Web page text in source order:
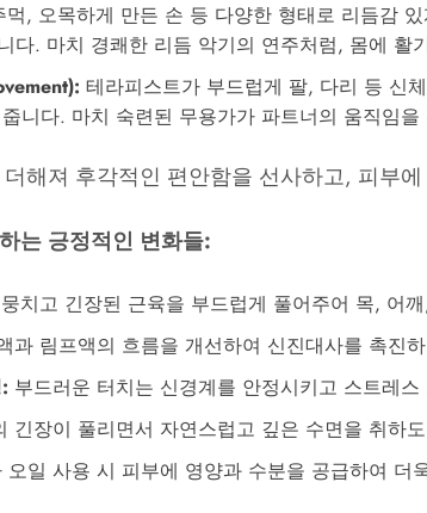
먹, 오목하게 만든 손 등 다양한 형태로 리듬감
다. 마치 경쾌한 리듬 악기의 연주처럼, 몸에 활
테라피스트가 부드럽게 팔, 다리 등 신
니다. 마치 숙련된 무용가가 파트너의 움직임
해져 후각적인 편안함을 선사하고, 피부
는 긍정적인 변화들:
뭉치고 긴장된 근육을 부드럽게 풀어주어 목, 어
과 림프액의 흐름을 개선하여 신진대사를 촉진
부드러운 터치는 신경계를 안정시키고 스트레
긴장이 풀리면서 자연스럽고 깊은 수면을 취하
오일 사용 시 피부에 영양과 수분을 공급하여